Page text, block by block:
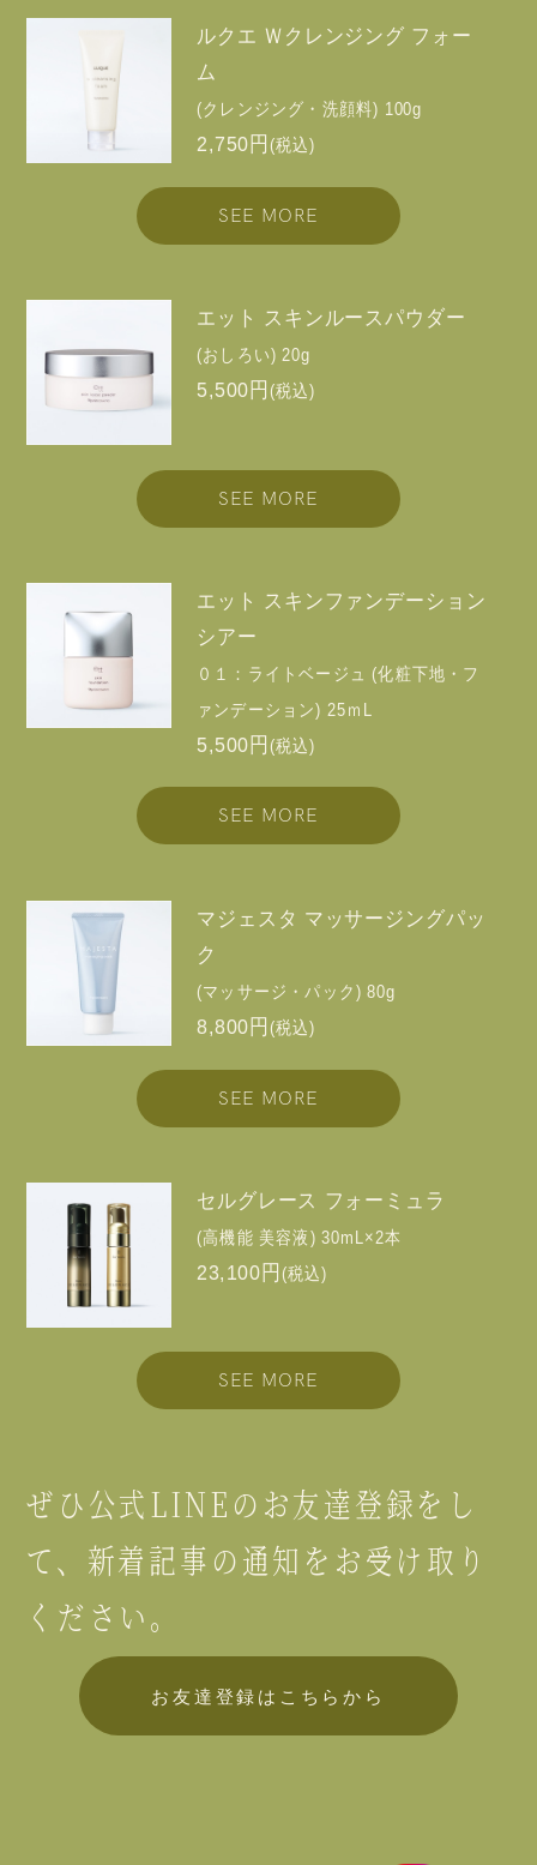
ルクエ Ｗクレンジング フォー
ム
(クレンジング・洗顔料) 100g
2,750円 (税込)
SEE MORE
エット スキンルースパウダー
(おしろい) 20g
5,500円 (税込)
SEE MORE
エット スキンファンデーション
シアー
０１：ライトベージュ (化粧下地・フ
ァンデーション) 25ｍL
5,500円 (税込)
SEE MORE
マジェスタ マッサージングパッ
ク
(マッサージ・パック) 80g
8,800円 (税込)
SEE MORE
セルグレース フォーミュラ
(高機能 美容液) 30mL×2本
23,100円 (税込)
SEE MORE
ぜひ公式LINEのお友達登録をし
て、 新着記事の通知をお受け取り
ください。
お友達登録はこちらから